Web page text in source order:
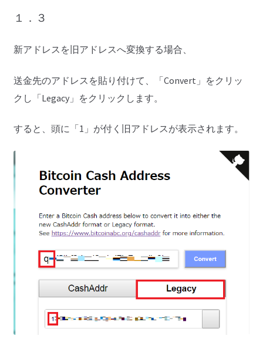
１．３
新アドレスを旧アドレスへ変換する場合、
送金先のアドレスを貼り付けて、「Convert」をクリッ
クし「Legacy」をクリックします。
すると、頭に「1」が付く旧アドレスが表示されます。